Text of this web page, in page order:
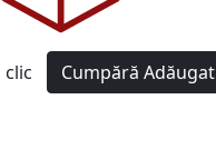
clic Cumpără Adăugat